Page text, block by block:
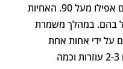
אבות, כולם בגילאי 70,80, חלקם אפילו מעל 90. האחיות
בהם. במהלך משמרת
על ידי אחות אחת
(בואו נקרא לה נעמה); יחדיו עם 2-3 עוזרות וכמה